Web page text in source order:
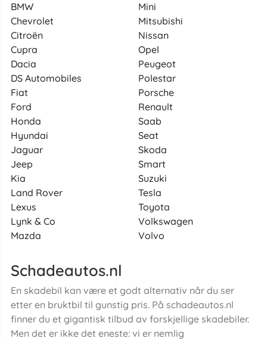
BMW
Chevrolet
Citroën
Cupra
Dacia
DS Automobiles
Fiat
Ford
Honda
Hyundai
Jaguar
Jeep
Kia
Land Rover
Lexus
Lynk & Co
Mazda
Mini
Mitsubishi
Nissan
Opel
Peugeot
Polestar
Porsche
Renault
Saab
Seat
Skoda
Smart
Suzuki
Tesla
Toyota
Volkswagen
Volvo
Schadeautos.nl
En skadebil kan være et godt alternativ når du ser
etter en bruktbil til gunstig pris. På schadeautos.nl
finner du et gigantisk tilbud av forskjellige skadebiler.
Men det er ikke det eneste: vi er nemlig